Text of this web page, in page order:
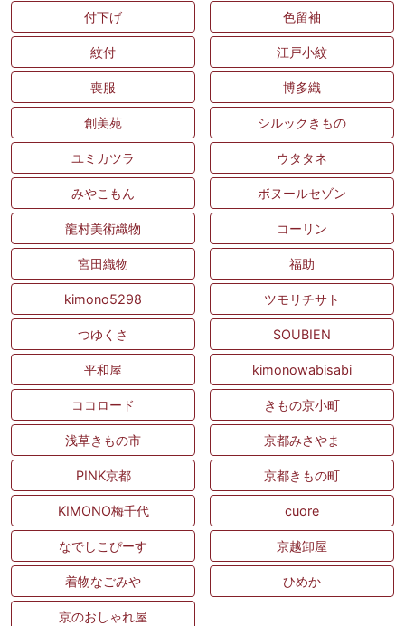
付下げ 色留袖
紋付 江戸小紋
喪服 博多織
創美苑 シルックきもの
ユミカツラ ウタタネ
みやこもん ボヌールセゾン
龍村美術織物 コーリン
宮田織物 福助
kimono5298 ツモリチサト
つゆくさ SOUBIEN
平和屋 kimonowabisabi
ココロード きもの京小町
浅草きもの市 京都みさやま
PINK京都 京都きもの町
KIMONO梅千代 cuore
なでしこぴーす 京越卸屋
着物なごみや ひめか
京のおしゃれ屋